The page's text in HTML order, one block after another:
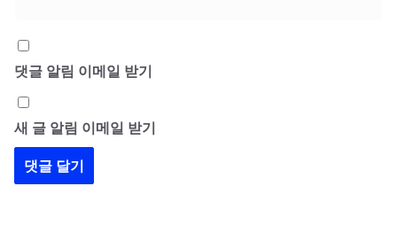
댓글 알림 이메일 받기
새 글 알림 이메일 받기